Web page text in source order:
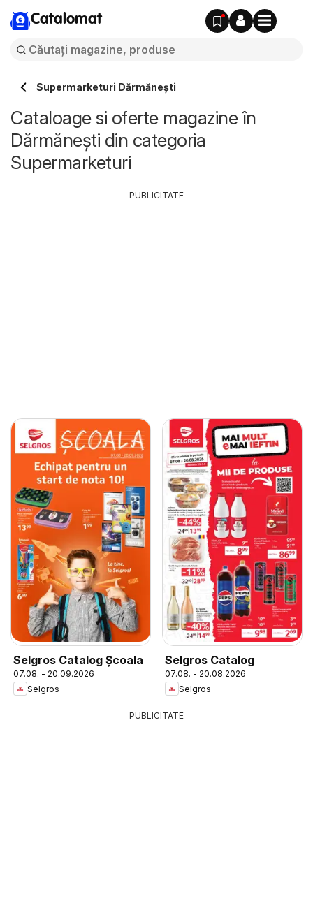
Catalomat
Supermarketuri Dărmăneşti
Cataloage si oferte magazine în
Dărmăneşti din categoria
Supermarketuri
Selgros Catalog Şcoala
07.08. - 20.09.2026
Selgros
Selgros Catalog
07.08. - 20.08.2026
Selgros
PUBLICITATE
PUBLICITATE